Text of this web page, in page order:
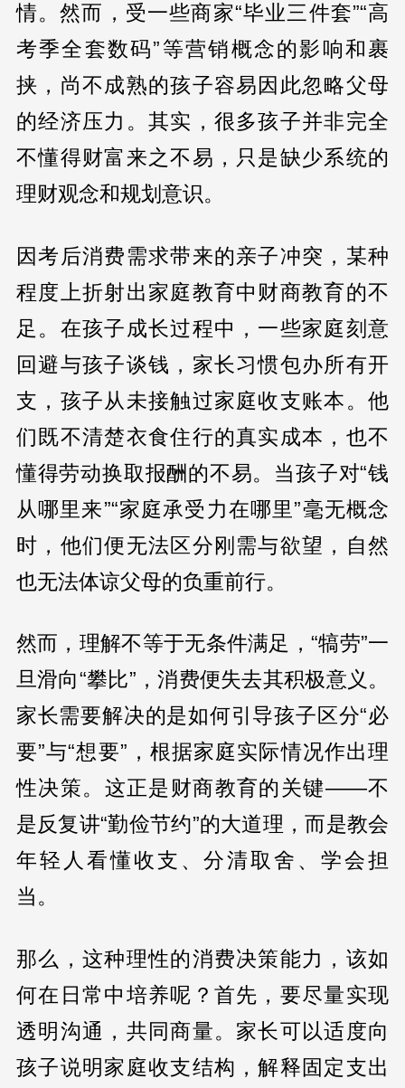
情。然而，受一些商家“毕业三件套”“高
考季全套数码”等营销概念的影响和裹
挟，尚不成熟的孩子容易因此忽略父母
的经济压力。其实，很多孩子并非完全
不懂得财富来之不易，只是缺少系统的
理财观念和规划意识。
因考后消费需求带来的亲子冲突，某种
程度上折射出家庭教育中财商教育的不
足。在孩子成长过程中，一些家庭刻意
回避与孩子谈钱，家长习惯包办所有开
支，孩子从未接触过家庭收支账本。他
们既不清楚衣食住行的真实成本，也不
懂得劳动换取报酬的不易。当孩子对“钱
从哪里来”“家庭承受力在哪里”毫无概念
时，他们便无法区分刚需与欲望，自然
也无法体谅父母的负重前行。
然而，理解不等于无条件满足，“犒劳”一
旦滑向“攀比”，消费便失去其积极意义。
家长需要解决的是如何引导孩子区分“必
要”与“想要”，根据家庭实际情况作出理
性决策。这正是财商教育的关键——不
是反复讲“勤俭节约”的大道理，而是教会
年轻人看懂收支、分清取舍、学会担
当。
那么，这种理性的消费决策能力，该如
何在日常中培养呢？首先，要尽量实现
透明沟通，共同商量。家长可以适度向
孩子说明家庭收支结构，解释固定支出